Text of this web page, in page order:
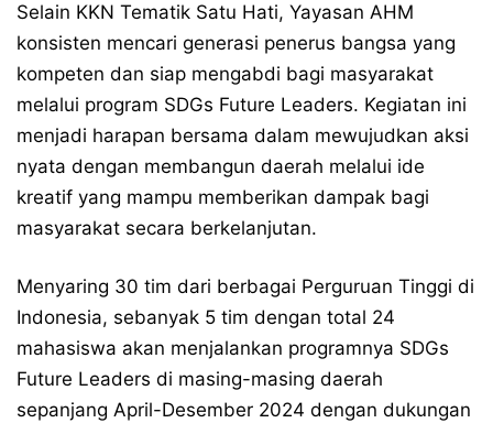
Selain KKN Tematik Satu Hati, Yayasan AHM
konsisten mencari generasi penerus bangsa yang
kompeten dan siap mengabdi bagi masyarakat
melalui program SDGs Future Leaders. Kegiatan ini
menjadi harapan bersama dalam mewujudkan aksi
nyata dengan membangun daerah melalui ide
kreatif yang mampu memberikan dampak bagi
masyarakat secara berkelanjutan.
Menyaring 30 tim dari berbagai Perguruan Tinggi di
Indonesia, sebanyak 5 tim dengan total 24
mahasiswa akan menjalankan programnya SDGs
Future Leaders di masing-masing daerah
sepanjang April-Desember 2024 dengan dukungan